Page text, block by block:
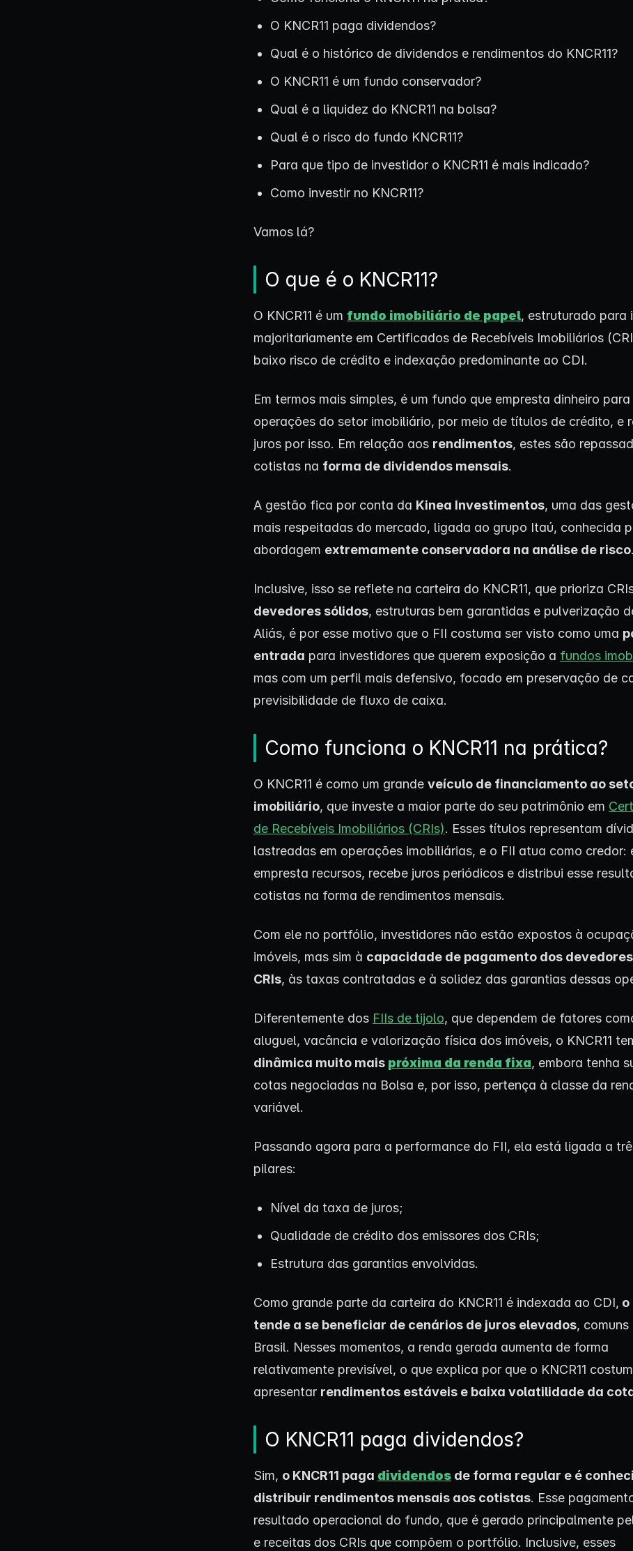
O KNCR11 paga dividendos?
Qual é o histórico de dividendos e rendimentos do KNCR11?
O KNCR11 é um fundo conservador?
Qual é a liquidez do KNCR11 na bolsa?
Qual é o risco do fundo KNCR11?
Para que tipo de investidor o KNCR11 é mais indicado?
Como investir no KNCR11?
Vamos lá?
O que é o KNCR11?
O KNCR11 é um fundo imobiliário de papel, estruturado para
majoritariamente em Certificados de Recebíveis Imobiliários
baixo risco de crédito e indexação predominante ao CDI.
Em termos mais simples, é um fundo que empresta dinheiro para
operações do setor imobiliário, por meio de títulos de crédito, e
juros por isso. Em relação aos rendimentos, estes são
cotistas na forma de dividendos mensais.
A gestão fica por conta da Kinea Investimentos, uma das
mais respeitadas do mercado, ligada ao grupo Itaú, conhecida
abordagem extremamente conservadora na análise de risco.
Inclusive, isso se reflete na carteira do KNCR11, que prioriza
devedores sólidos, estruturas bem garantidas e pulverização
Aliás, é por esse motivo que o FII costuma ser visto como uma
entrada para investidores que querem exposição a fundos
mas com um perfil mais defensivo, focado em preservação de
previsibilidade de fluxo de caixa.
Como funciona o KNCR11 na prática?
O KNCR11 é como um grande veículo de financiamento ao
imobiliário, que investe a maior parte do seu patrimônio em
de Recebíveis Imobiliários (CRIs). Esses títulos representam
lastreadas em operações imobiliárias, e o FII atua como credor:
empresta recursos, recebe juros periódicos e distribui esse
cotistas na forma de rendimentos mensais.
Com ele no portfólio, investidores não estão expostos à
imóveis, mas sim à capacidade de pagamento dos
CRIs, às taxas contratadas e à solidez das garantias dessas
Diferentemente dos FIIs de tijolo, que dependem de fatores
aluguel, vacância e valorização física dos imóveis, o KNCR11
dinâmica muito mais próxima da renda fixa, embora tenha
cotas negociadas na Bolsa e, por isso, pertença à classe da
variável.
Passando agora para a performance do FII, ela está ligada a
pilares:
Nível da taxa de juros;
Qualidade de crédito dos emissores dos CRIs;
Estrutura das garantias envolvidas.
Como grande parte da carteira do KNCR11 é indexada ao CDI, o
tende a se beneficiar de cenários de juros elevados, comuns
Brasil. Nesses momentos, a renda gerada aumenta de forma
relativamente previsível, o que explica por que o KNCR11
apresentar rendimentos estáveis e baixa volatilidade da
O KNCR11 paga dividendos?
Sim, o KNCR11 paga dividendos de forma regular e é
distribuir rendimentos mensais aos cotistas. Esse
resultado operacional do fundo, que é gerado principalmente
e receitas dos CRIs que compõem o portfólio. Inclusive, esses